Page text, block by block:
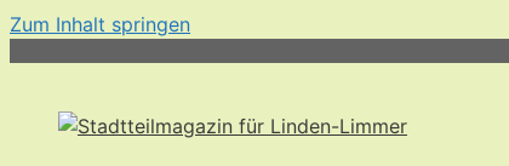
Zum Inhalt springen